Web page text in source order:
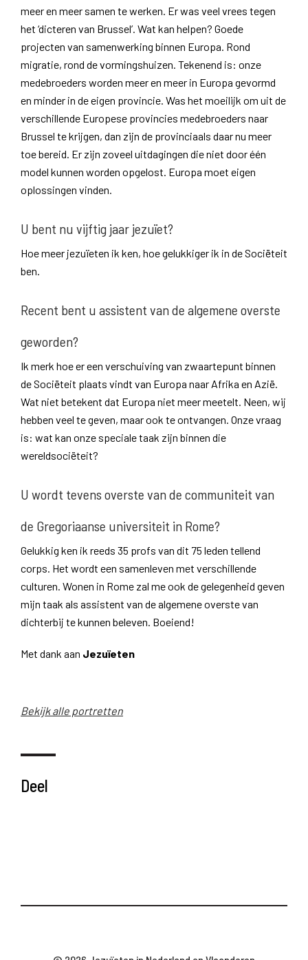
meer en meer samen te werken. Er was veel vrees tegen
het ‘dicteren van Brussel’. Wat kan helpen? Goede
projecten van samenwerking binnen Europa. Rond
migratie, rond de vormingshuizen. Tekenend is: onze
medebroeders worden meer en meer in Europa gevormd
en minder in de eigen provincie. Was het moeilijk om uit de
verschillende Europese provincies medebroeders naar
Brussel te krijgen, dan zijn de provinciaals daar nu meer
toe bereid. Er zijn zoveel uitdagingen die niet door één
model kunnen worden opgelost. Europa moet eigen
oplossingen vinden.
U bent nu vijftig jaar jezuïet?
Hoe meer jezuïeten ik ken, hoe gelukkiger ik in de Sociëteit
ben.
Recent bent u assistent van de algemene overste
geworden?
Ik merk hoe er een verschuiving van zwaartepunt binnen
de Sociëteit plaats vindt van Europa naar Afrika en Azië.
Wat niet betekent dat Europa niet meer meetelt. Neen, wij
hebben veel te geven, maar ook te ontvangen. Onze vraag
is: wat kan onze speciale taak zijn binnen die
wereldsociëteit?
U wordt tevens overste van de communiteit van
de Gregoriaanse universiteit in Rome?
Gelukkig ken ik reeds 35 profs van dit 75 leden tellend
corps. Het wordt een samenleven met verschillende
culturen. Wonen in Rome zal me ook de gelegenheid geven
mijn taak als assistent van de algemene overste van
dichterbij te kunnen beleven. Boeiend!
Met dank aan Jezuïeten
Bekijk alle portretten
Deel